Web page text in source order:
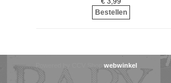
Bestellen
webwinkel